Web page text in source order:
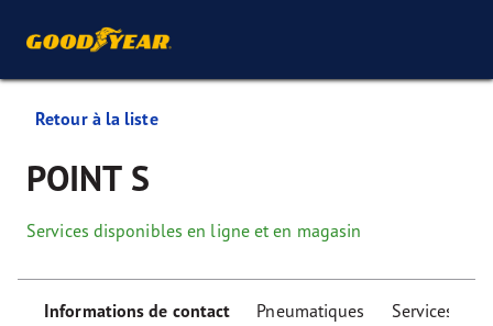
Retour à la liste
POINT S
Services disponibles en ligne et en magasin
Informations de contact Pneumatiques Services